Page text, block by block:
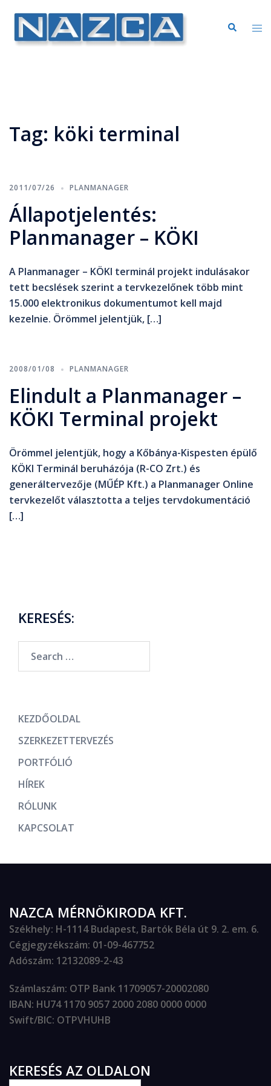
Tag: köki terminal
2011/07/26 PLANMANAGER
Állapotjelentés:
Planmanager – KÖKI
A Planmanager – KÖKI terminál projekt indulásakor
tett becslések szerint a tervkezelőnek több mint
15.000 elektronikus dokumentumot kell majd
kezelnie. Örömmel jelentjük, […]
2008/01/08 PLANMANAGER
Elindult a Planmanager –
KÖKI Terminal projekt
Örömmel jelentjük, hogy a Kőbánya-Kispesten épülő
KÖKI Terminál beruházója (R-CO Zrt.) és
generáltervezője (MŰÉP Kft.) a Planmanager Online
tervkezelőt választotta a teljes tervdokumentáció
[…]
KERESÉS:
KEZDŐOLDAL
SZERKEZETTERVEZÉS
PORTFÓLIÓ
HÍREK
RÓLUNK
KAPCSOLAT
NAZCA MÉRNÖKIRODA KFT.
Székhely: H-1114 Budapest, Bartók Béla út 9. 2. em. 6.
Cégjegyzékszám: 01-09-467752
Adószám: 12132089-2-43
Számlaszám: OTP Bank 11709057-20002080
IBAN: HU74 1170 9057 2000 2080 0000 0000
Swift/BIC: OTPVHUHB
KERESÉS AZ OLDALON